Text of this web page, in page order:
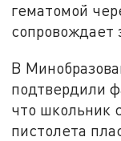
гематомой
сопровождает
В
подтвердили
что школьник
пистолета